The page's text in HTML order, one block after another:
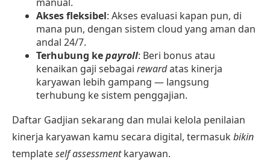
Akses fleksibel: Akses evaluasi kapan pun, di
mana pun, dengan sistem cloud yang aman dan
andal 24/7.
Terhubung kepayroll: Beri bonus atau
kenaikan gaji sebagai rewardatas kinerja
karyawan lebih gampang — langsung
terhubung ke sistem penggajian.
Daftar Gadjian sekarang dan mulai kelola penilaian
kinerja karyawan kamu secara digital, termasukbikin
templateself assessmentkaryawan.